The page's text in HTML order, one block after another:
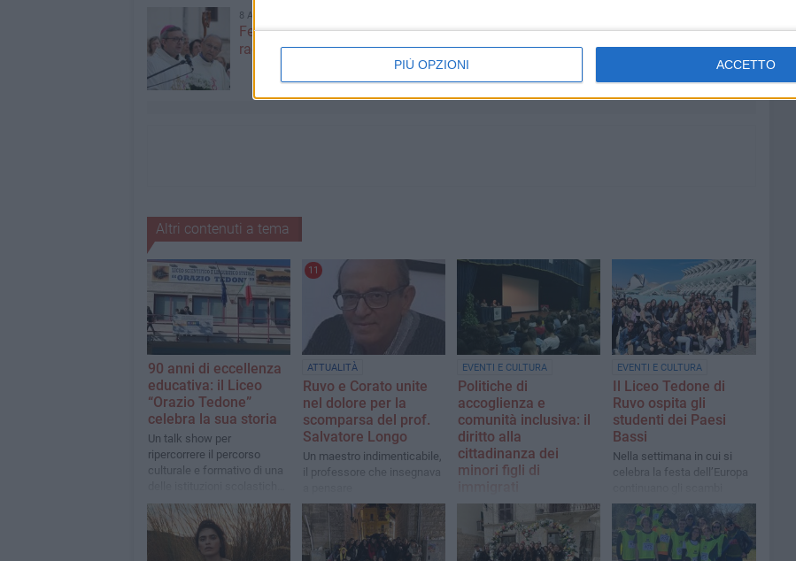
PIÙ OPZIONI ACCETTO
8 AGOSTO 2026
Festa del SS. Salvatore, Ruvo si
raccoglie in preghiera – LE FOTO
“Ruvo aveva il mare”, la Pro Loco
racconta l’antico legame della
Altri contenuti a tema
90 anni di eccellenza
educativa: il Liceo
“Orazio Tedone”
celebra la sua storia
Un talk show per
ripercorrere il percorso
culturale e formativo di una
più longeve di Ruvo di Puglia
11
ATTUALITÀ
Ruvo e Corato unite
nel dolore per la
scomparsa del prof.
Salvatore Longo
Un maestro indimenticabile,
il professore che insegnava
EVENTI E CULTURA
Politiche di
accoglienza e
comunità inclusiva: il
diritto alla
cittadinanza dei
minori figli di
Un convegno per riflettere
sulla cittadinanza civica dei
minori figli di immigrati e
costruire una comunità
EVENTI E CULTURA
Il Liceo Tedone di
Ruvo ospita gli
studenti dei Paesi
Bassi
Nella settimana in cui si
celebra la festa dell’Europa
culturali con gli altri Paesi